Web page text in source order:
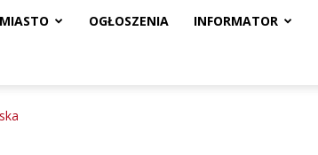
MIASTO OGŁOSZENIA INFORMATOR